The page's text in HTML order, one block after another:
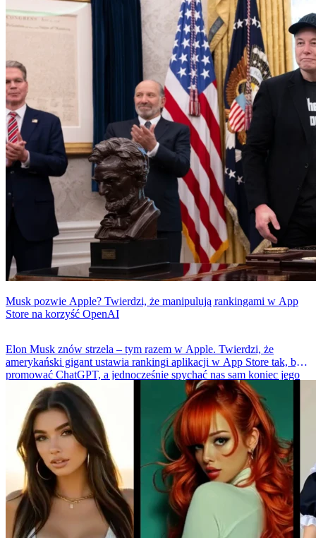
Musk pozwie Apple? Twierdzi, że manipulują rankingami w App
Store na korzyść OpenAI
Elon Musk znów strzela – tym razem w Apple. Twierdzi, że
amerykański gigant ustawia rankingi aplikacji w App Store tak, by
promować ChatGPT, a jednocześnie spychać nas sam koniec jego
Groka. W tle? Wojna z OpenAI, której był współzałożycielem, a
dziś jest największym krytykiem.